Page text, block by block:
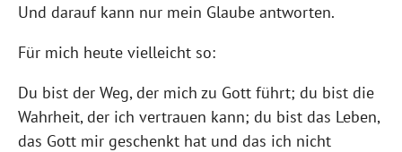
Und darauf kann nur mein Glaube antworten.
Für mich heute vielleicht so:
Du bist der Weg, der mich zu Gott führt; du bist die
Wahrheit, der ich vertrauen kann; du bist das Leben,
das Gott mir geschenkt hat und das ich nicht